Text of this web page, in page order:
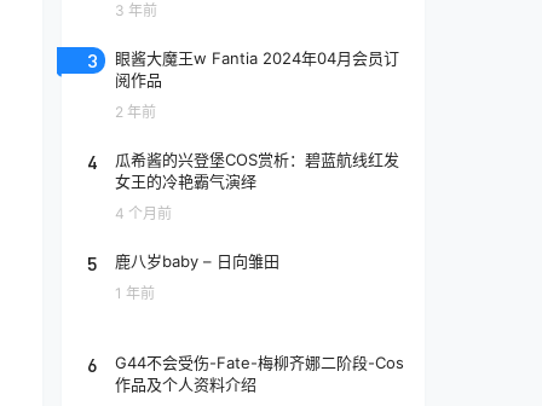
3 年前
3
眼酱大魔王w Fantia 2024年04月会员订
阅作品
2 年前
4
瓜希酱的兴登堡COS赏析：碧蓝航线红发
女王的冷艳霸气演绎
4 个月前
5 鹿八岁baby – 日向雏田
1 年前
6
G44不会受伤-Fate-梅柳齐娜二阶段-Cos
作品及个人资料介绍